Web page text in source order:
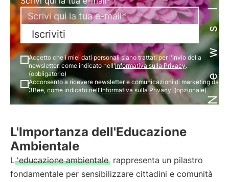
Iscriviti
Accetto che i miei dati personali siano trattati per l'invio della
newsletter, come indicato nell'Informativa sulla Privacy.
(obbligatorio)
Acconsento a ricevere newsletter e comunicazioni di marketing da
3Bee, come indicato nell'Informativa sulla Privacy. (opzionale)
L'Importanza dell'Educazione
Ambientale
L 'educazione ambientale rappresenta un pilastro
fondamentale per sensibilizzare cittadini e comunità